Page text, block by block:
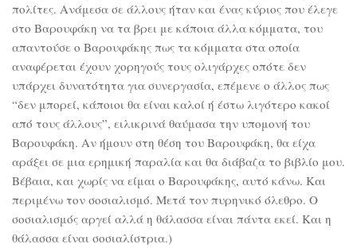
πολίτες. Ανάμεσα σε άλλους ήταν και ένας κύριος που έλεγε
στο Βαρουφάκη να τα βρει με κάποια άλλα κόμματα, του
απαντούσε ο Βαρουφάκης πως τα κόμματα στα οποία
αναφέρεται έχουν χορηγούς τους ολιγάρχες οπότε δεν
υπάρχει δυνατότητα για συνεργασία, επέμενε ο άλλος πως
“δεν μπορεί, κάποιοι θα είναι καλοί ή έστω λιγότερο κακοί
από τους άλλους”, ειλικρινά θαύμασα την υπομονή του
Βαρουφάκη. Αν ήμουν στη θέση του Βαρουφάκη, θα είχα
αράξει σε μια ερημική παραλία και θα διάβαζα το βιβλίο μου.
Βέβαια, και χωρίς να είμαι ο Βαρουφάκης, αυτό κάνω. Και
περιμένω τον σοσιαλισμό. Μετά τον πυρηνικό όλεθρο. Ο
σοσιαλισμός αργεί αλλά η θάλασσα είναι πάντα εκεί. Και η
θάλασσα είναι σοσιαλίστρια.)